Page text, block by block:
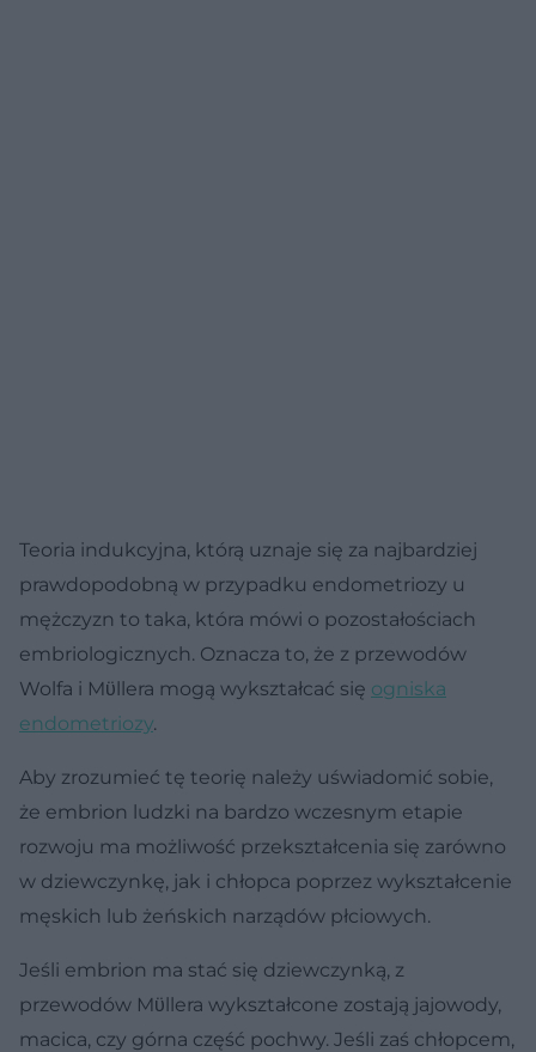
Teoria indukcyjna, którą uznaje się za najbardziej
prawdopodobną w przypadku endometriozy u
mężczyzn to taka, która mówi o pozostałościach
embriologicznych. Oznacza to, że z przewodów
Wolfa i Mϋllera mogą wykształcać się ogniska
endometriozy.
Aby zrozumieć tę teorię należy uświadomić sobie,
że embrion ludzki na bardzo wczesnym etapie
rozwoju ma możliwość przekształcenia się zarówno
w dziewczynkę, jak i chłopca poprzez wykształcenie
męskich lub żeńskich narządów płciowych.
Jeśli embrion ma stać się dziewczynką, z
przewodów Mϋllera wykształcone zostają jajowody,
macica, czy górna część pochwy. Jeśli zaś chłopcem,